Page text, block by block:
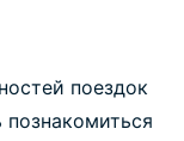
поездок